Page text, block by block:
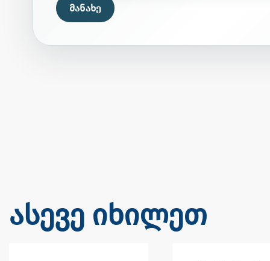
მანახე
ასევე იხილეთ